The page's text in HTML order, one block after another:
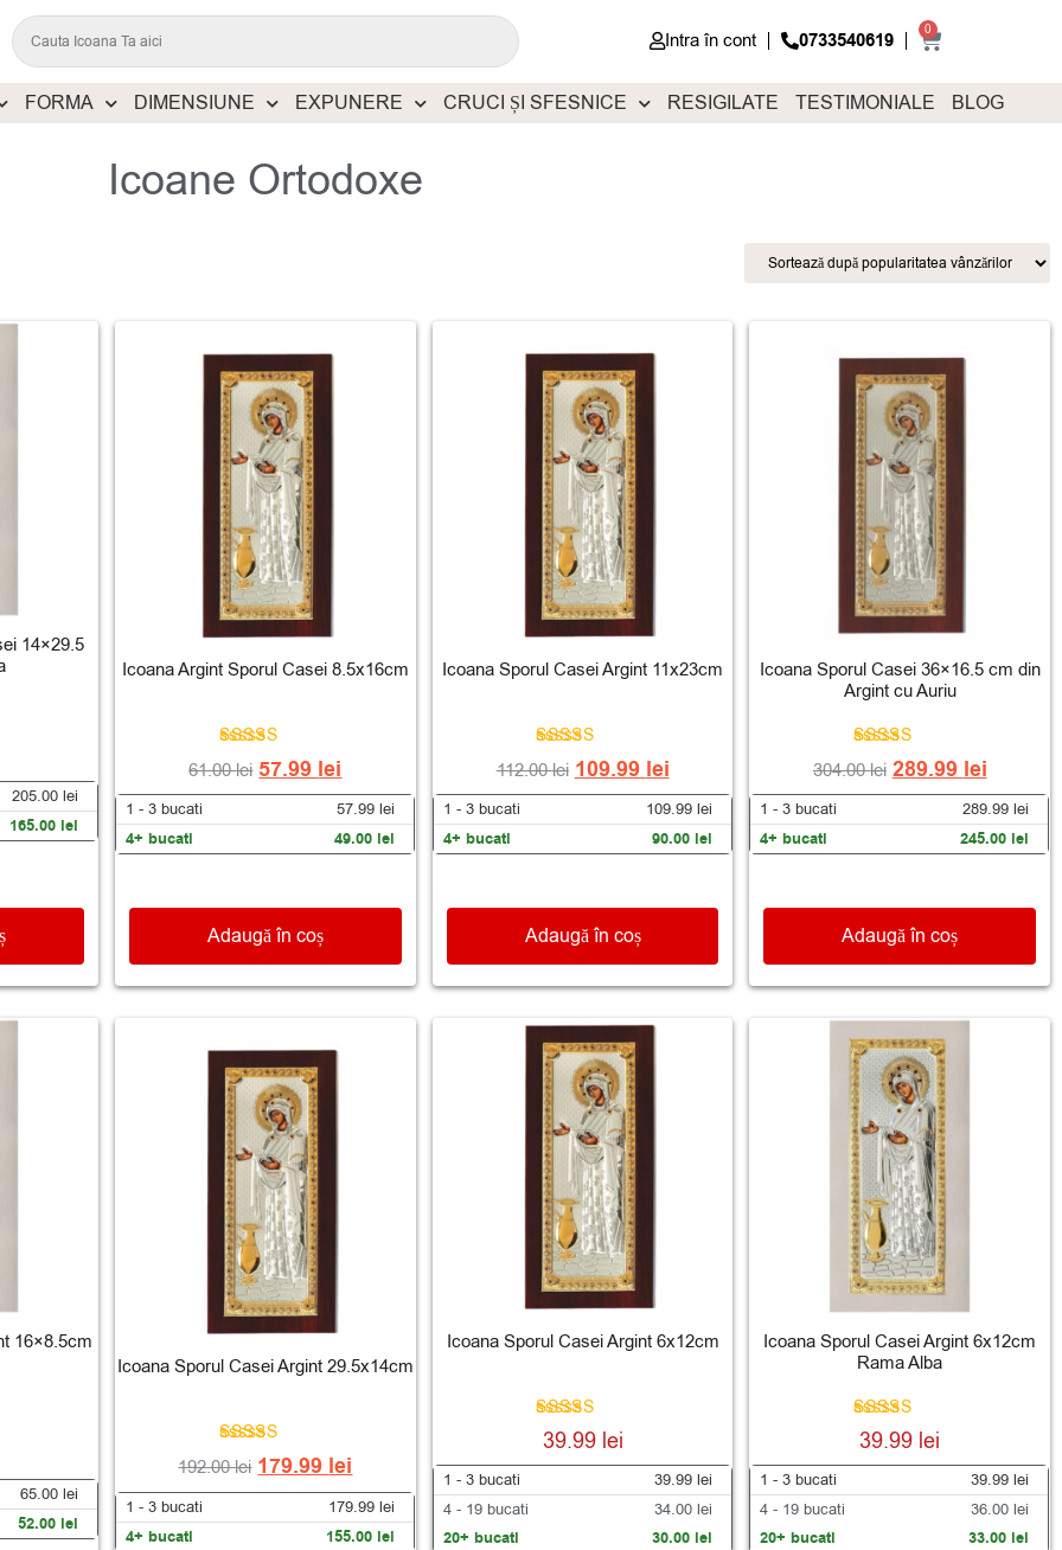
Intra în cont 0733540619 0
FORMA DIMENSIUNE EXPUNERE CRUCI ȘI SFESNICE RESIGILATE TESTIMONIALE BLOG
Icoane Ortodoxe
14×29.5
205.00 lei
165.00 lei
Icoana Argint Sporul Casei 8.5x16cm
Evaluat la
4.98
din 5
61.00lei 57.99lei
1 - 3bucati 57.99lei
4+ bucati 49.00 lei
Adaugă în coș
Icoana Sporul Casei Argint 11x23cm
Evaluat la
5.00
din 5
112.00lei 109.99lei
1 - 3 bucati 109.99 lei
4+ bucati 90.00 lei
Adaugă în coș
Icoana Sporul Casei 36×16.5 cm din
Argint cu Auriu
Evaluat la
5.00
din 5
304.00lei 289.99lei
1 - 3bucati 289.99lei
4+ bucati 245.00 lei
Adaugă în coș
16×8.5cm
65.00 lei
52.00 lei
Icoana Sporul Casei Argint 29.5x14cm
Evaluat la
5.00
din 5
192.00lei 179.99lei
1 - 3bucati 179.99lei
4+ bucati 155.00 lei
Icoana Sporul Casei Argint 6x12cm
Evaluat la
5.00
din 5
39.99 lei
1 - 3 bucati 39.99 lei
4 - 19 bucati
34.00 lei
20+ bucati 30.00 lei
Icoana Sporul Casei Argint 6x12cm
Rama Alba
Evaluat la
5.00
din 5
39.99 lei
1 - 3bucati 39.99lei
4 - 19 bucati
36.00lei
20+ bucati 33.00 lei